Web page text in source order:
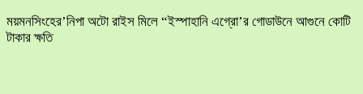
ময়মনসিংহের’নিপা অটো রাইস মিলে “ইস্পাহানি এগ্রো’র গোডাউনে আগুনে কোটি
টাকার ক্ষতি